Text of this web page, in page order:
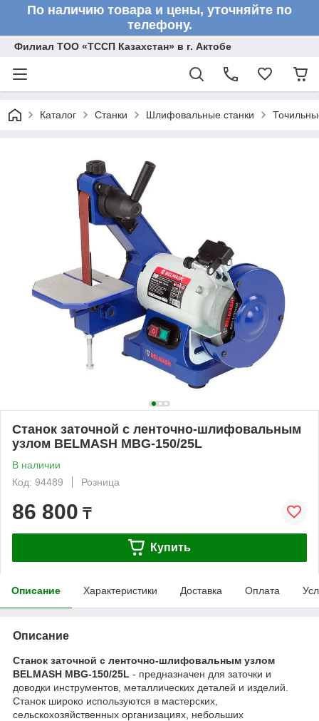
По наличию товара и цены, уточняйте по
телефону.
Филиал ТОО «ТССП Казахстан» в г. Актобе
Каталог Станки Шлифовальные станки
Станок заточной с ленточно-шлифовальным
узлом BELMASH MBG-150/25L
В наличии
Код: 94489
Розница
86 800 ₸
Купить
Описание Характеристики Доставка Оплата
Описание
Станок заточной с ленточно-шлифовальным узлом
BELMASH MBG-150/25L - предназначен для заточки и
доводки инструментов, металлических деталей и изделий.
Станок широко используются в мастерских,
сельскохозяйственных организациях, небольших